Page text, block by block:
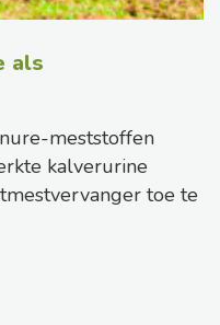
als
meststoffen
kalverurine
toe te